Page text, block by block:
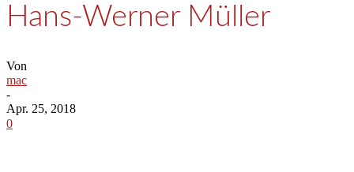
Hans-Werner Müller
Von
mac
-
Apr. 25, 2018
0